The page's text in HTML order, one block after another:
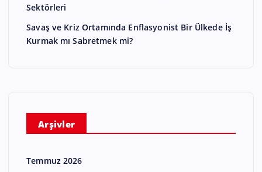
Sektörleri
Savaş ve Kriz Ortamında Enflasyonist Bir Ülkede İş
Kurmak mı Sabretmek mi?
Arşivler
Temmuz 2026